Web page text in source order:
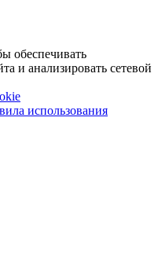
обеспечивать
и анализировать сетевой
использования